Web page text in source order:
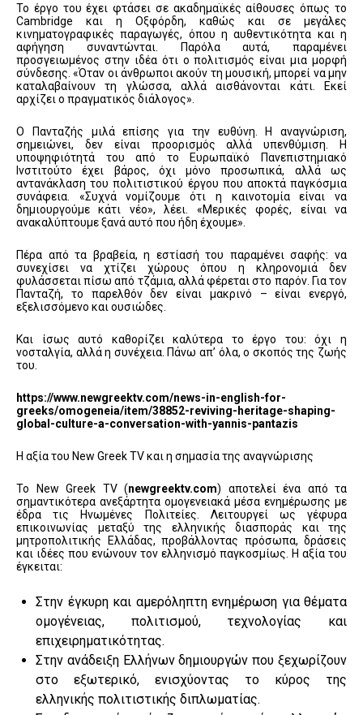
Το έργο του έχει φτάσει σε ακαδημαϊκές αίθουσες όπως το
Cambridge και η Οξφόρδη, καθώς και σε μεγάλες
κινηματογραφικές παραγωγές, όπου η αυθεντικότητα και η
αφήγηση συναντώνται. Παρόλα αυτά, παραμένει
προσγειωμένος στην ιδέα ότι ο πολιτισμός είναι μια μορφή
σύνδεσης. «Όταν οι άνθρωποι ακούν τη μουσική, μπορεί να μην
καταλαβαίνουν τη γλώσσα, αλλά αισθάνονται κάτι. Εκεί
αρχίζει ο πραγματικός διάλογος».
Ο Πανταζής μιλά επίσης για την ευθύνη. Η αναγνώριση,
σημειώνει, δεν είναι προορισμός αλλά υπενθύμιση. Η
υποψηφιότητά του από το Ευρωπαϊκό Πανεπιστημιακό
Ινστιτούτο έχει βάρος, όχι μόνο προσωπικά, αλλά ως
αντανάκλαση του πολιτιστικού έργου που αποκτά παγκόσμια
συνάφεια. «Συχνά νομίζουμε ότι η καινοτομία είναι να
δημιουργούμε κάτι νέο», λέει. «Μερικές φορές, είναι να
ανακαλύπτουμε ξανά αυτό που ήδη έχουμε».
Πέρα από τα βραβεία, η εστίασή του παραμένει σαφής: να
συνεχίσει να χτίζει χώρους όπου η κληρονομιά δεν
φυλάσσεται πίσω από τζάμια, αλλά φέρεται στο παρόν. Για τον
Πανταζή, το παρελθόν δεν είναι μακρινό – είναι ενεργό,
εξελισσόμενο και ουσιώδες.
Και ίσως αυτό καθορίζει καλύτερα το έργο του: όχι η
νοσταλγία, αλλά η συνέχεια. Πάνω απ’ όλα, ο σκοπός της ζωής
του.
https://www.newgreektv.com/news-in-english-for-
greeks/omogeneia/item/38852-reviving-heritage-shaping-
global-culture-a-conversation-with-yannis-pantazis
Η αξία του New Greek TV και η σημασία της αναγνώρισης
Το New Greek TV (newgreektv.com) αποτελεί ένα από τα
σημαντικότερα ανεξάρτητα ομογενειακά μέσα ενημέρωσης με
έδρα τις Ηνωμένες Πολιτείες. Λειτουργεί ως γέφυρα
επικοινωνίας μεταξύ της ελληνικής διασποράς και της
μητροπολιτικής Ελλάδας, προβάλλοντας πρόσωπα, δράσεις
και ιδέες που ενώνουν τον ελληνισμό παγκοσμίως. Η αξία του
έγκειται:
Στην έγκυρη και αμερόληπτη ενημέρωση για θέματα
ομογένειας, πολιτισμού, τεχνολογίας και
επιχειρηματικότητας.
Στην ανάδειξη Ελλήνων δημιουργών που ξεχωρίζουν
στο εξωτερικό, ενισχύοντας το κύρος της
ελληνικής πολιτιστικής διπλωματίας.